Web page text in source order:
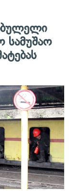
სამუშაო